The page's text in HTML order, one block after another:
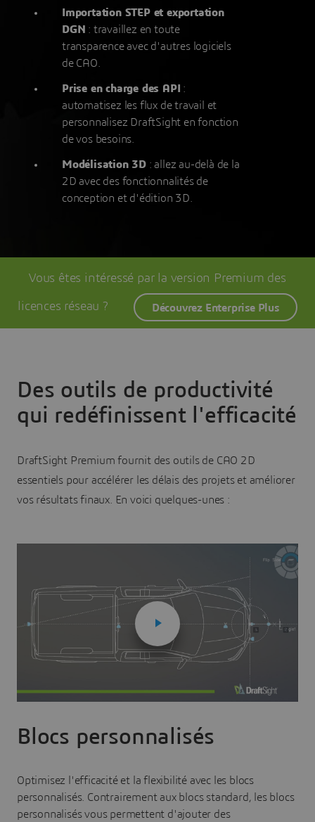
Importation STEP et exportation
DGN : travaillez en toute
transparence avec d'autres logiciels
de CAO.
Prise en charge des API :
automatisez les flux de travail et
personnalisez DraftSight en fonction
de vos besoins.
Modélisation 3D : allez au-delà de la
2D avec des fonctionnalités de
conception et d'édition 3D.
Vous êtes intéressé par la version Premium des
licences réseau ? Découvrez Enterprise Plus
Des outils de productivité
qui redéfinissent l'efficacité
DraftSight Premium fournit des outils de CAO 2D
essentiels pour accélérer les délais des projets et améliorer
vos résultats finaux. En voici quelques-unes :
Blocs personnalisés
Optimisez l'efficacité et la flexibilité avec les blocs
personnalisés. Contrairement aux blocs standard, les blocs
personnalisés vous permettent d'ajouter des